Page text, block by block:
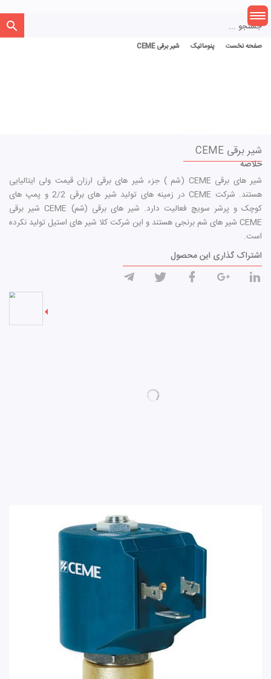
جستجو ...
صفحه نخست پنوماتیک شیر برقی CEME
شیر برقی CEME
خلاصه
شیر های برقی CEME (شم ) جزء شیر های برقی ارزان قیمت ولی ایتالیایی
هستند. شرکت CEME در زمینه های تولید شیر های برقی 2/2 و پمپ های
کوچک و پرشر سویچ فعالیت دارد. شیر های برقی (شم) CEME شیر برقی
CEME شیر های شم برنجی هستند و این شرکت کلا شیر های استیل تولید نکرده
است.
اشتراک گذاری این محصول